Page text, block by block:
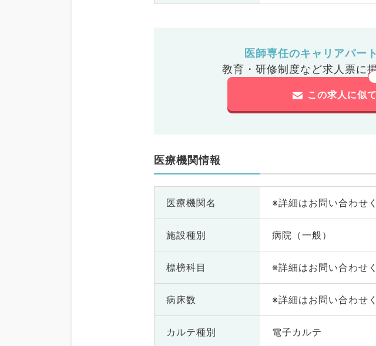
医師専任のキャリアパー
教育・研修制度など求人票に
この求人に似
医療機関情報
医療機関名 ※詳細はお問い合わせ
施設種別 病院（一般）
標榜科目 ※詳細はお問い合わせ
病床数 ※詳細はお問い合わせ
カルテ種別 電子カルテ